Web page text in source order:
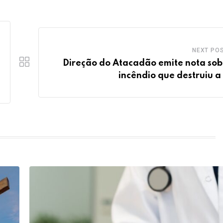
NEXT
Direção do Atacadão emite nota
incêndio que destruiu